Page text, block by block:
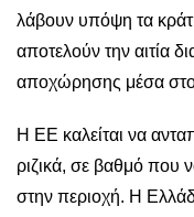
λάβουν υπόψη τα
αποτελούν την αιτία
αποχώρησης μέσα
Η ΕΕ καλείται να
ριζικά, σε βαθμό που
στην περιοχή. Η